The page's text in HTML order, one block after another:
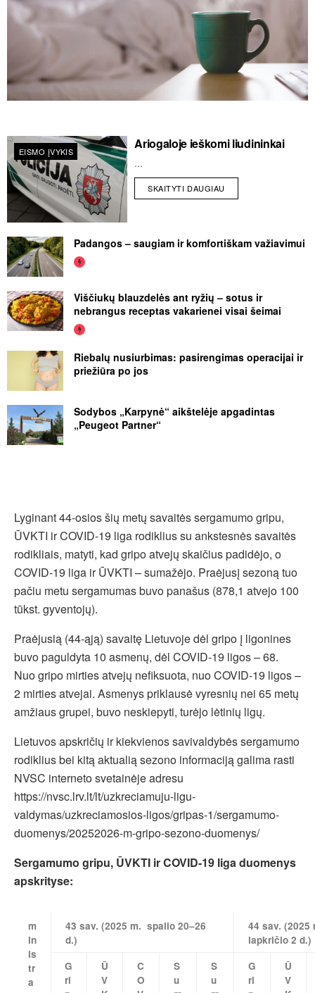
EISMO ĮVYKIS Ariogaloje ieškomi liudininkai
...
SKAITYTI DAUGIAU
Padangos – saugiam ir komfortiškam važiavimui
Viščiukų blauzdelės ant ryžių – sotus ir
nebrangus receptas vakarienei visai šeimai
Riebalų nusiurbimas: pasirengimas operacijai ir
priežiūra po jos
Sodybos „Karpynė“ aikštelėje apgadintas
„Peugeot Partner“
Lyginant 44-osios šių metų savaitės sergamumo gripu,
ŪVKTI ir COVID-19 liga rodiklius su ankstesnės savaitės
rodikliais, matyti, kad gripo atvejų skaičius padidėjo, o
COVID-19 liga ir ŪVKTI – sumažėjo. Praėjusį sezoną tuo
pačiu metu sergamumas buvo panašus (878,1 atvejo 100
tūkst. gyventojų).
Praėjusią (44-ąją) savaitę Lietuvoje dėl gripo į ligonines
buvo paguldyta 10 asmenų, dėl COVID-19 ligos – 68.
Nuo gripo mirties atvejų nefiksuota, nuo COVID-19 ligos –
2 mirties atvejai. Asmenys priklausė vyresnių nei 65 metų
amžiaus grupei, buvo neskiepyti, turėjo lėtinių ligų.
Lietuvos apskričių ir kiekvienos savivaldybės sergamumo
rodiklius bei kitą aktualią sezono informaciją galima rasti
NVSC interneto svetainėje adresu
https://nvsc.lrv.lt/lt/uzkreciamuju-ligu-
valdymas/uzkreciamosios-ligos/gripas-1/sergamumo-
duomenys/20252026-m-gripo-sezono-duomenys/
Sergamumo gripu, ŪVKTI ir COVID-19 liga duomenys
apskrityse:
m
in
is
tr
a
43 sav. (2025 m. spalio 20–26
d.)
44 sav. (2025
lapkričio 2 d.)
G
ri
Ū
V
C
O
S
u
S
u
G
ri
Ū
V